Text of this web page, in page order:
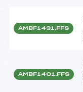
AMBF1431.FFS
AMBF1401.FFS